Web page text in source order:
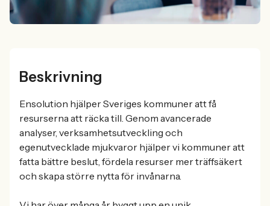
Beskrivning
Ensolution hjälper Sveriges kommuner att få
resurserna att räcka till. Genom avancerade
analyser, verksamhetsutveckling och
egenutvecklade mjukvaror hjälper vi kommuner att
fatta bättre beslut, fördela resurser mer träffsäkert
och skapa större nytta för invånarna.